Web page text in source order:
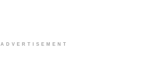
ADVERTISEMENT